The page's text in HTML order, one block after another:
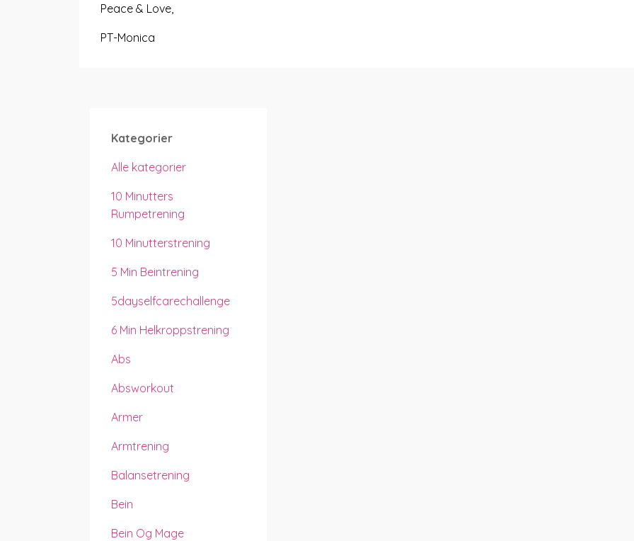
Peace & Love,
PT-Monica
Kategorier
Alle kategorier
10 Minutters
Rumpetrening
10 Minutterstrening
5 Min Beintrening
5dayselfcarechallenge
6 Min Helkroppstrening
Abs
Absworkout
Armer
Armtrening
Balansetrening
Bein
Bein Og Mage